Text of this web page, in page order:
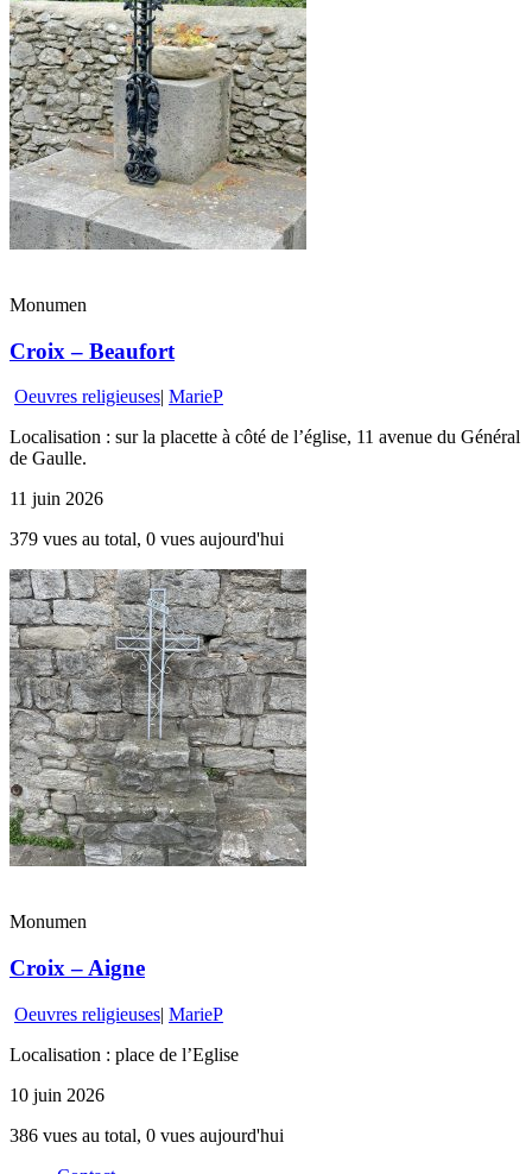
Monumen
Croix – Beaufort
Oeuvres religieuses| MarieP
Localisation : sur la placette à côté de l’église, 11 avenue du Général
de Gaulle.
11 juin 2026
379 vues au total, 0 vues aujourd'hui
Monumen
Croix – Aigne
Oeuvres religieuses| MarieP
Localisation : place de l’Eglise
10 juin 2026
386 vues au total, 0 vues aujourd'hui